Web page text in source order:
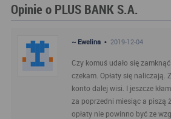
Opinie o PLUS BANK S.A.
~ Ewelina • 2019-12-04
Czy komuś udało się
czekam. Opłaty się naliczają.
konto dalej wisi. I jeszcze
za poprzedni miesiąc a piszą
opłaty nie powinno być ze